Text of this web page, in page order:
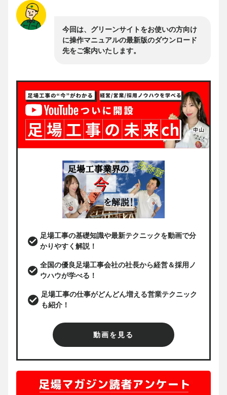
今回は、グリーンサイトをお使いの方向け
に操作マニュアルの最新版のダウンロード
先をご案内いたします。
足場工事の基礎知識や最新テクニックを動画で分
かりやすく解説！
全国の優良足場工事会社の社長から経営＆採用ノ
ウハウが学べる！
足場工事の仕事がどんどん増える営業テクニック
も紹介！
動画を見る